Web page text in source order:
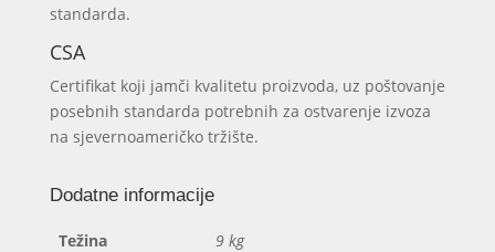
standarda.
CSA
Certifikat koji jamči kvalitetu proizvoda, uz poštovanje
posebnih standarda potrebnih za ostvarenje izvoza
na sjevernoameričko tržište.
Dodatne informacije
Težina
9 kg